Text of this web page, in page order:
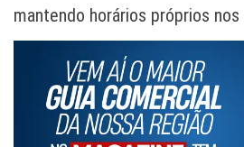
mantendo horários próprios nos